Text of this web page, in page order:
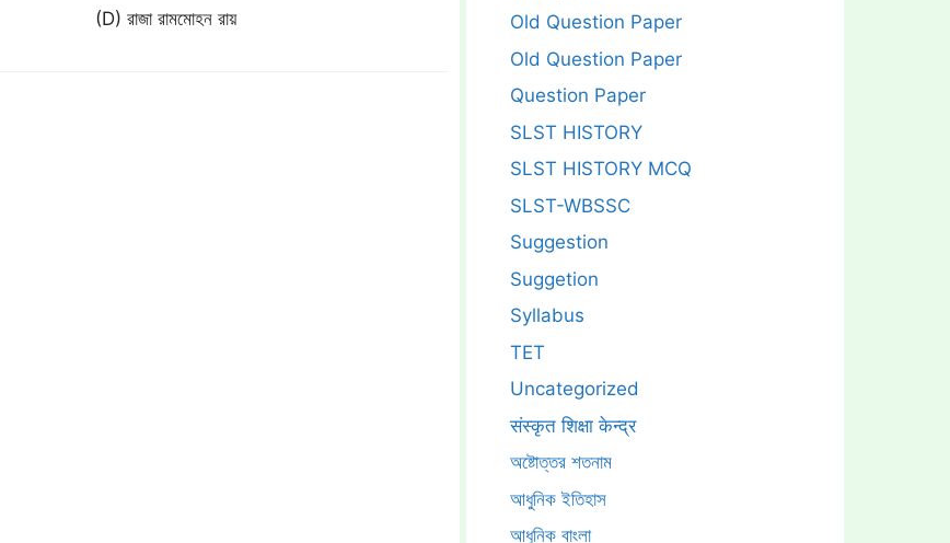
(D) রাজা রামমোহন রায়
Old Question Paper
Old Question Paper
Question Paper
SLST HISTORY
SLST HISTORY MCQ
SLST-WBSSC
Suggestion
Suggetion
Syllabus
TET
Uncategorized
संस्कृत शिक्षा केन्द्र
অষ্টোত্তর শতনাম
আধুনিক ইতিহাস
আধুনিক বাংলা